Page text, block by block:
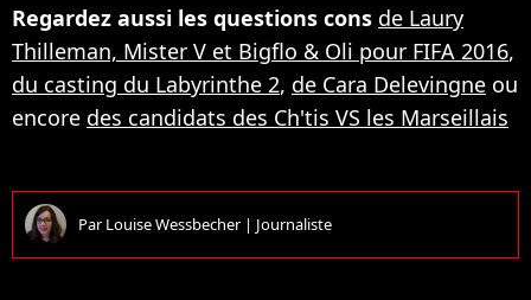
Regardez aussi les questions cons de Laury
Thilleman, Mister V et Bigflo & Oli pour FIFA 2016,
du casting du Labyrinthe 2, de Cara Delevingne ou
encore des candidats des Ch'tis VS les Marseillais
ParLouise Wessbecher | Journaliste